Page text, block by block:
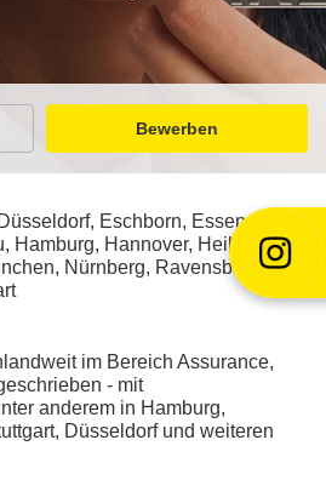
Bewerben
Eschborn, Essen,
Hamburg, Hannover, Heilbronn,
Nürnberg, Ravensburg,
im Bereich Assurance,
- mit
anderem in Hamburg,
Düsseldorf und weiteren